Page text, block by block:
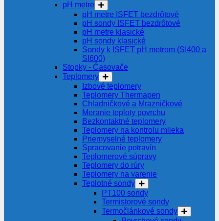
pH metre
pH metre ISFET bezdrôtové
pH sondy ISFET bezdrôtové
pH metre klasické
pH sondy klasické
Sondy k ISFET pH metrom (SI400 a
SI600)
Stopky - Časovače
Teplomery
Izbové teplomery
Teplomery Thermapen
Chladničkové a Mrazničkové
Meranie teploty povrchu
Bezkontaktné teplomery
Teplomery na kontrolu mlieka
Priemyselné teplomery
Spracovanie potravín
Teplomerové súpravy
Teplomery do rúry
Teplomery na varenie
Teplotné sondy
PT100 sondy
Termistorové sondy
Termočlánkové sondy